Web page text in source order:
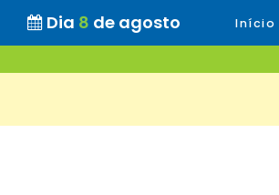
Dia 8 de agosto Início